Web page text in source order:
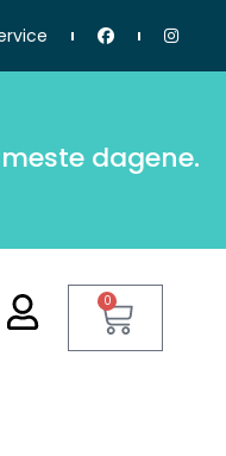
dagene.
0